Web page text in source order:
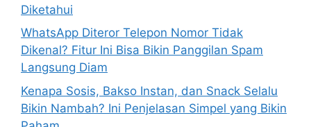
Diketahui
WhatsApp Diteror Telepon Nomor Tidak
Dikenal? Fitur Ini Bisa Bikin Panggilan Spam
Langsung Diam
Kenapa Sosis, Bakso Instan, dan Snack Selalu
Bikin Nambah? Ini Penjelasan Simpel yang Bikin